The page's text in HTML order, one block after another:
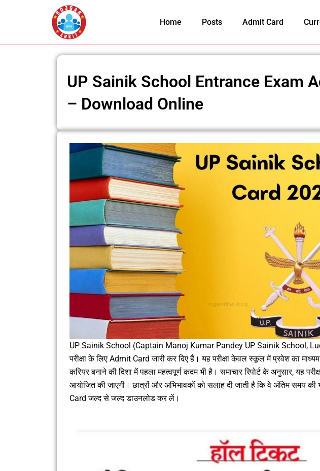
Home Posts Admit Card
UP Sainik School Entrance Exam
– Download Online
UP Sainik School (Captain Manoj Kumar Pandey UP Sainik School,
परीक्षा के लिए Admit Card जारी कर दिए हैं। यह परीक्षा केवल स्कूल में प्रवेश का माध्यम
करियर बनाने की दिशा में पहला महत्वपूर्ण कदम भी है। समाचार रिपोर्ट के अनुसार, यह
आयोजित की जाएगी। छात्रों और अभिभावकों को सलाह दी जाती है कि वे अंतिम समय
Card जल्द से जल्द डाउनलोड कर लें।